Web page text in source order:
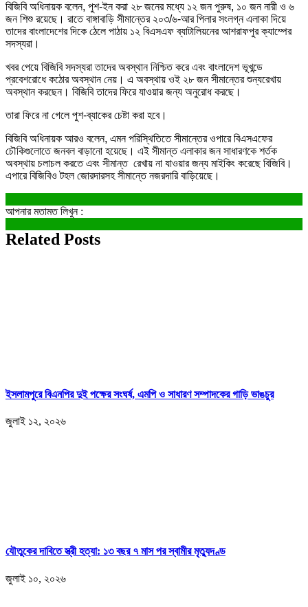
বিজিবি অধিনায়ক বলেন, পুশ-ইন করা ২৮ জনের মধ্যে ১২ জন পুরুষ, ১০ জন নারী ও ৬
জন শিশু রয়েছে। রাতে বাঙ্গাবাড়ি সীমান্তের ২০৩/৬-আর পিলার সংলগ্ন এলাকা দিয়ে
তাদের বাংলাদেশের দিকে ঠেলে পাঠায় ১২ বিএসএফ ব্যাটালিয়নের আশরাফপুর ক্যাম্পের
সদস্যরা।
খবর পেয়ে বিজিবি সদস্যরা তাদের অবস্থান নিশ্চিত করে এবং বাংলাদেশ ভূখন্ডে
প্রবেশরোধে কঠোর অবস্থান নেয়। এ অবস্থায় ওই ২৮ জন সীমান্তের শুন্যরেখায়
অবস্থান করছেন। বিজিবি তাদের ফিরে যাওয়ার জন্য অনুরোধ করছে।
তারা ফিরে না গেলে পুশ-ব্যাকের চেষ্টা করা হবে।
বিজিবি অধিনায়ক আরও বলেন, এমন পরিস্থিতিতে সীমান্তের ওপারে বিএসএফের
চৌকিগুলোতে জনবল বাড়ানো হয়েছে। এই সীমান্ত এলাকার জন সাধারণকে শর্তক
অবস্থায় চলাচল করতে এবং সীমান্ত রেখায় না যাওয়ার জন্য মাইকিং করেছে বিজিবি।
এপারে বিজিবিও টহল জোরদারসহ সীমান্তে নজরদারি বাড়িয়েছে।
আপনার মতামত লিখুন :
Related Posts
ইসলামপুরে বিএনপির দুই পক্ষের সংঘর্ষ, এমপি ও সাধারণ সম্পাদকের গাড়ি ভাঙচুর
জুলাই ১২, ২০২৬
যৌতুকের দাবিতে স্ত্রী হত্যা: ১৩ বছর ৭ মাস পর স্বামীর মৃত্যুদণ্ড
জুলাই ১০, ২০২৬